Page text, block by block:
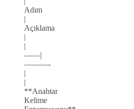
Adım
|
Açıklama
|
|
——|
———-
|
|
**Anahtar
Kelime